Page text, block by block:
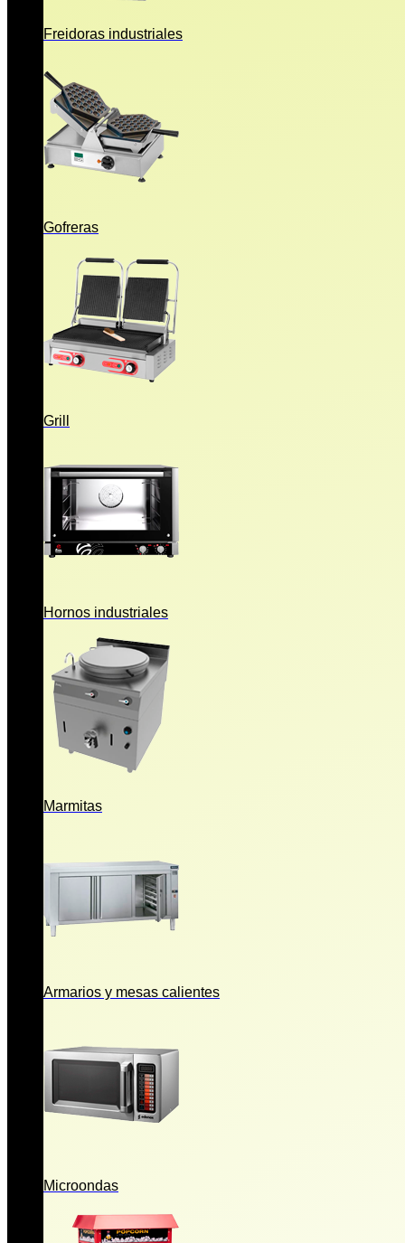
Freidoras industriales
Gofreras
Grill
Hornos industriales
Marmitas
Armarios y mesas calientes
Microondas